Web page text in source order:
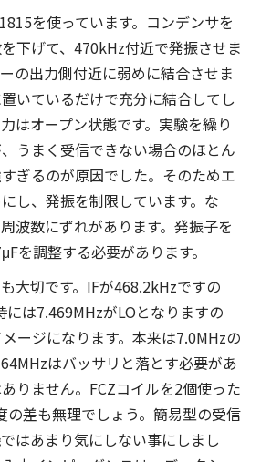
を使っています。コンデンサを
下げて、470kHz付近で発振させま
の出力側付近に弱めに結合させま
いているだけで充分に結合してし
はオープン状態です。実験を繰り
うまく受信できない場合のほとん
ぎるのが原因でした。そのためエ
し、発振を制限しています。な
波数にずれがあります。発振子を
を調整する必要があります。
大切です。IFが468.2kHzですの
には7.469MHzがLOとなりますの
ージになります。本来は7.0MHzの
はバッサリと落とす必要があ
りません。FCZコイルを2個使った
の差も無理でしょう。簡易型の受信
はあまり気にしない事にしまし